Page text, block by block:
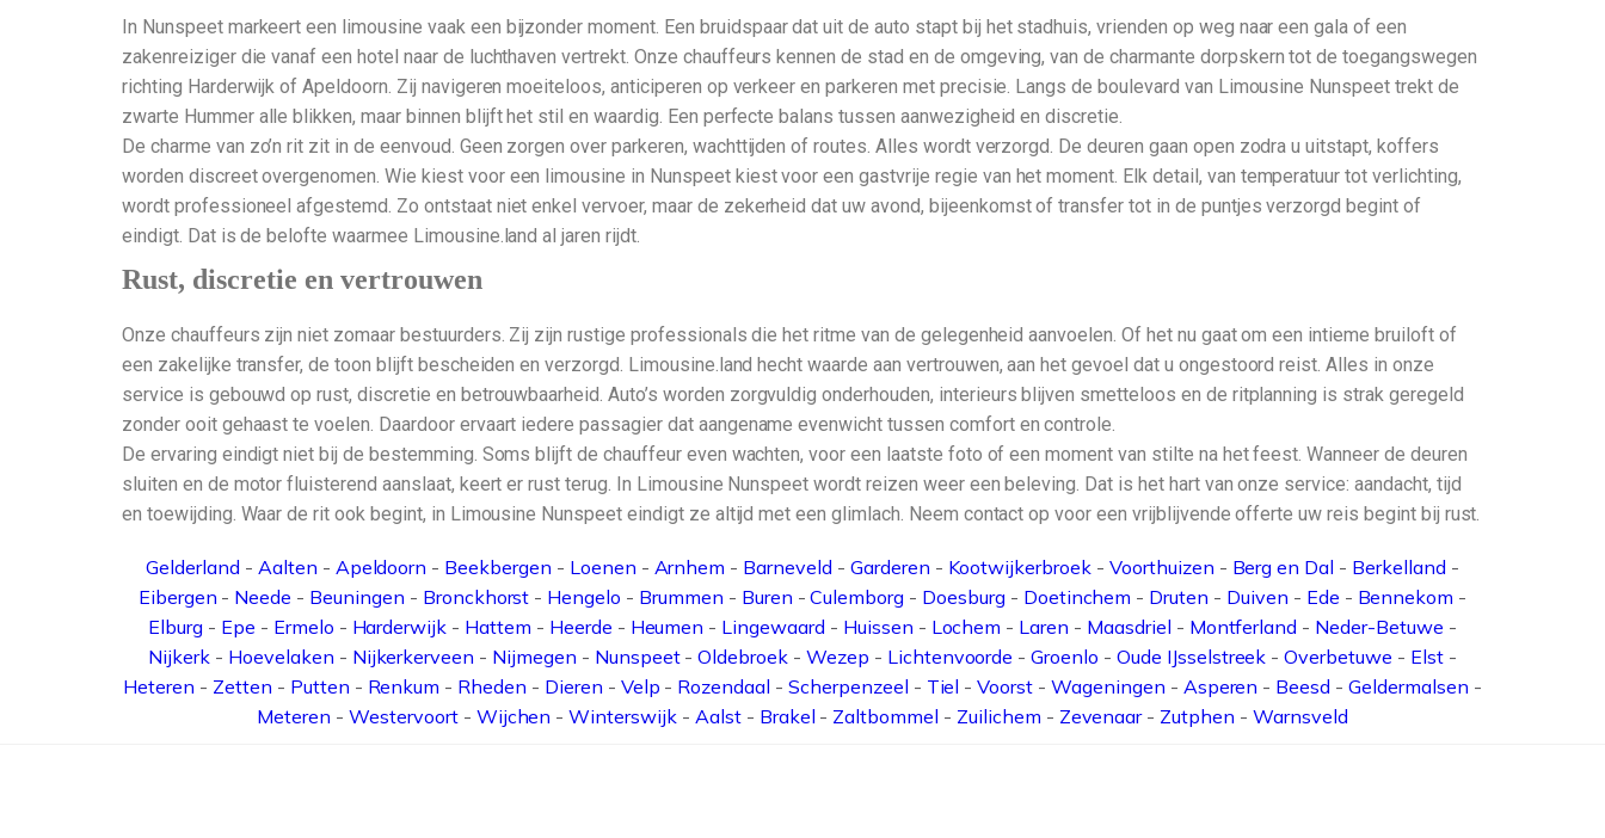
In Nunspeet markeert een limousine vaak een bijzonder moment. Een bruidspaar dat uit de auto stapt bij het stadhuis, vrienden op weg naar een gala of een
zakenreiziger die vanaf een hotel naar de luchthaven vertrekt. Onze chauffeurs kennen de stad en de omgeving, van de charmante dorpskern tot de toegangswegen
richting Harderwijk of Apeldoorn. Zij navigeren moeiteloos, anticiperen op verkeer en parkeren met precisie. Langs de boulevard van Limousine Nunspeet trekt de
zwarte Hummer alle blikken, maar binnen blijft het stil en waardig. Een perfecte balans tussen aanwezigheid en discretie.
De charme van zo’n rit zit in de eenvoud. Geen zorgen over parkeren, wachttijden of routes. Alles wordt verzorgd. De deuren gaan open zodra u uitstapt, koffers
worden discreet overgenomen. Wie kiest voor een limousine in Nunspeet kiest voor een gastvrije regie van het moment. Elk detail, van temperatuur tot verlichting,
wordt professioneel afgestemd. Zo ontstaat niet enkel vervoer, maar de zekerheid dat uw avond, bijeenkomst of transfer tot in de puntjes verzorgd begint of
eindigt. Dat is de belofte waarmee Limousine.land al jaren rijdt.
Rust, discretie en vertrouwen
Onze chauffeurs zijn niet zomaar bestuurders. Zij zijn rustige professionals die het ritme van de gelegenheid aanvoelen. Of het nu gaat om een intieme bruiloft of
een zakelijke transfer, de toon blijft bescheiden en verzorgd. Limousine.land hecht waarde aan vertrouwen, aan het gevoel dat u ongestoord reist. Alles in onze
service is gebouwd op rust, discretie en betrouwbaarheid. Auto’s worden zorgvuldig onderhouden, interieurs blijven smetteloos en de ritplanning is strak geregeld
zonder ooit gehaast te voelen. Daardoor ervaart iedere passagier dat aangename evenwicht tussen comfort en controle.
De ervaring eindigt niet bij de bestemming. Soms blijft de chauffeur even wachten, voor een laatste foto of een moment van stilte na het feest. Wanneer de deuren
sluiten en de motor fluisterend aanslaat, keert er rust terug. In Limousine Nunspeet wordt reizen weer een beleving. Dat is het hart van onze service: aandacht, tijd
en toewijding. Waar de rit ook begint, in Limousine Nunspeet eindigt ze altijd met een glimlach. Neem contact op voor een vrijblijvende offerte uw reis begint bij rust.
Gelderland - Aalten - Apeldoorn - Beekbergen - Loenen - Arnhem - Barneveld - Garderen - Kootwijkerbroek - Voorthuizen - Berg en Dal - Berkelland -
Eibergen - Neede - Beuningen - Bronckhorst - Hengelo - Brummen - Buren -Culemborg - Doesburg- Doetinchem - Druten - Duiven - Ede - Bennekom -
Elburg - Epe - Ermelo - Harderwijk - Hattem - Heerde - Heumen - Lingewaard - Huissen - Lochem - Laren - Maasdriel - Montferland - Neder-Betuwe -
Nijkerk - Hoevelaken - Nijkerkerveen - Nijmegen - Nunspeet-Oldebroek -Wezep - Lichtenvoorde -Groenlo - Oude IJsselstreek -Overbetuwe - Elst-
Heteren - Zetten - Putten - Renkum - Rheden - Dieren - Velp - Rozendaal -Scherpenzeel - Tiel -Voorst -Wageningen - Asperen - Beesd -Geldermalsen -
Meteren -Westervoort- Wijchen -Winterswijk - Aalst- Brakel - Zaltbommel - Zuilichem - Zevenaar- Zutphen - Warnsveld